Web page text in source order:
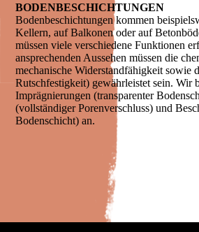
BODENBESCHICHTUNGEN
Bodenbeschichtungen kommen
Kellern, auf Balkonen oder auf
müssen viele verschiedene Funktionen
ansprechenden Aussehen müssen die
mechanische Widerstandfähigkeit sowie
Rutschfestigkeit) gewährleistet sein. Wir
Imprägnierungen (transparenter
(vollständiger Porenverschluss) und
Bodenschicht) an.